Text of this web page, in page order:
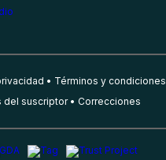
Términos y condiciones
del suscriptor
Correcciones